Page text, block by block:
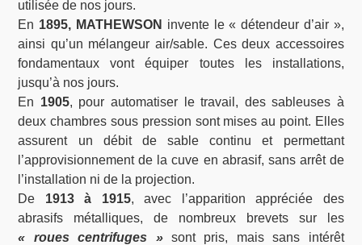
utilisée de nos jours.
En 1895, MATHEWSON invente le « détendeur d’air »,
ainsi qu’un mélangeur air/sable. Ces deux accessoires
fondamentaux vont équiper toutes les installations,
jusqu’à nos jours.
En 1905, pour automatiser le travail, des sableuses à
deux chambres sous pression sont mises au point. Elles
assurent un débit de sable continu et permettant
l’approvisionnement de la cuve en abrasif, sans arrêt de
l’installation ni de la projection.
De 1913 à 1915, avec l’apparition appréciée des
abrasifs métalliques, de nombreux brevets sur les
« roues centrifuges »sont pris, mais sans intérêt